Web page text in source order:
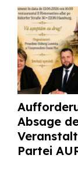
Absage
Partei